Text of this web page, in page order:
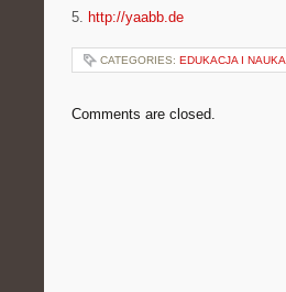
5. http://yaabb.de
CATEGORIES: EDUKACJA I NAUKA
Comments are closed.